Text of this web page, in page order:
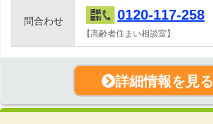
問合わせ 0120-117-258
【高齢者住まい相談室】
詳細情報を見る